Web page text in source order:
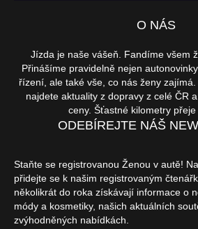
O NÁS
Jízda je naše vášeň. Fandíme všem
Přinášíme pravidelně nejen
řízení, ale také vše, co nás ženy
najdete aktuality z dopravy z celé ČR
ceny. Šťastné kilometry přeje
ODEBÍREJTE NÁŠ
Staňte se registrovanou Ženou v autě!
přidejte se k našim registrovaným
několikrát do roka získávají informace o
módy a kosmetiky, našich aktuálních
zvýhodněných nabídkách.